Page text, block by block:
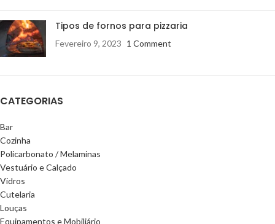
Tipos de fornos para pizzaria
Fevereiro 9, 2023 1 Comment
CATEGORIAS
Bar
Cozinha
Policarbonato / Melaminas
Vestuário e Calçado
Vidros
Cutelaria
Louças
Equipamentos e Mobiliário